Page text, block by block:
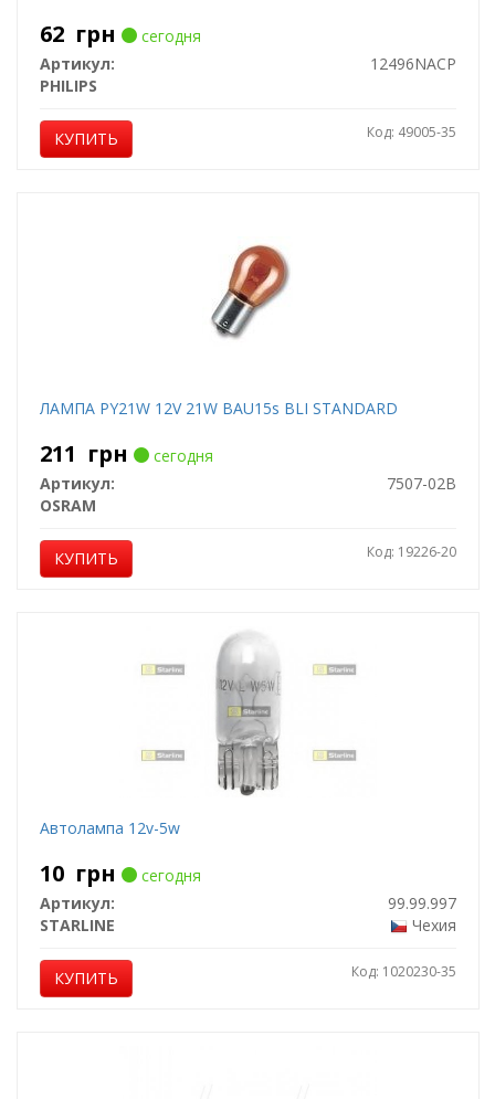
62 грн
сегодня
Артикул:
12496NACP
PHILIPS
КУПИТЬ Код: 49005-35
ЛАМПА PY21W 12V 21W BAU15s BLI STANDARD
211 грн
сегодня
Артикул:
7507-02B
OSRAM
КУПИТЬ Код: 19226-20
Автолампа 12v-5w
10 грн
сегодня
Артикул:
99.99.997
STARLINE
Чехия
КУПИТЬ Код: 1020230-35